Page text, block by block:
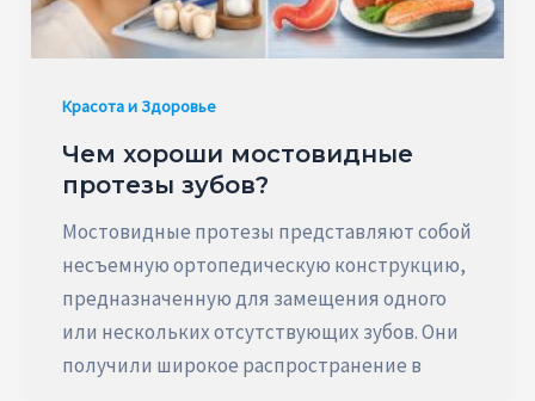
Красота и Здоровье
Чем хороши мостовидные
протезы зубов?
Мостовидные протезы представляют собой
несъемную ортопедическую конструкцию,
предназначенную для замещения одного
или нескольких отсутствующих зубов. Они
получили широкое распространение в